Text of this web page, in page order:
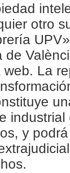
otro
de
La
y